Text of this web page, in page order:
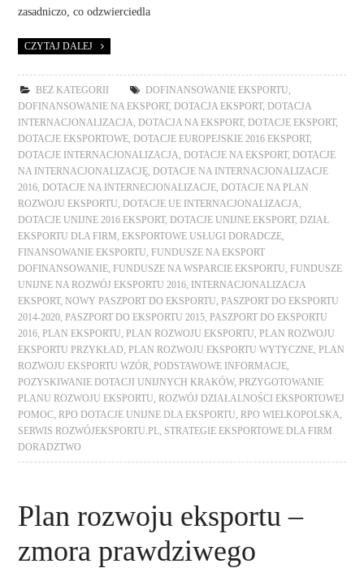
zasadniczo, co odzwierciedla
CZYTAJ DALEJ
BEZ KATEGORII DOFINANSOWANIE EKSPORTU
DOFINANSOWANIE NA EKSPORT,DOTACJA EKSPORT,DOTACJA
INTERNACJONALIZACJA ,DOTACJA NA EKSPORT,DOTACJE EKSPORT,
DOTACJE EKSPORTOWE ,DOTACJE EUROPEJSKIE 2016 EKSPORT,
DOTACJE INTERNACJONALIZACJA ,DOTACJE NA EKSPORT,DOTACJE
NA INTERNACJONALIZACJĘ ,DOTACJE NA INTERNACJONALIZACJE
2016 ,DOTACJE NA INTERNECJONALIZACJE ,DOTACJE NA PLAN
ROZWOJU EKSPORTU ,DOTACJE UE INTERNACJONALIZACJA
DOTACJE UNIJNE 2016 EKSPORT,DOTACJE UNIJNE EKSPORT,DZIAŁ
EKSPORTU DLA FIRM ,EKSPORTOWE USŁUGI DORADCZE
FINANSOWANIE EKSPORTU ,FUNDUSZE NA EKSPORT
DOFINANSOWANIE ,FUNDUSZE NA WSPARCIE EKSPORTU ,FUNDUSZE
UNIJNE NA ROZWÓJ EKSPORTU 2016
INTERNACJONALIZACJA
EKSPORT,NOWY PASZPORT DO EKSPORTU ,PASZPORT DO EKSPORTU
2014-2020 ,PASZPORT DO EKSPORTU 2015 ,PASZPORT DO EKSPORTU
2016 ,PLAN EKSPORTU ,PLAN ROZWOJU EKSPORTU ,PLAN ROZWOJU
EKSPORTU PRZYKŁAD ,PLAN ROZWOJU EKSPORTU WYTYCZNE ,PLAN
ROZWOJU EKSPORTU WZÓR ,PODSTAWOWE INFORMACJE
POZYSKIWANIE DOTACJI UNIJNYCH KRAKÓW,PRZYGOTOWANIE
PLANU ROZWOJU EKSPORTU ,ROZWÓJ DZIAŁALNOŚCI EKSPORTOWEJ
POMOC ,RPO DOTACJE UNIJNE DLA EKSPORTU ,RPO WIELKOPOLSKA
SERWIS ROZWÓJEKSPORTU.PL STRATEGIE EKSPORTOWE DLA FIRM
DORADZTWO
Plan rozwoju eksportu –
zmora prawdziwego